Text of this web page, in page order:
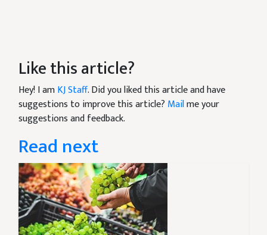
Like this article?
Hey! I amKJ Staff. Did you liked this article and have
suggestions to improve this article? Mailme your
suggestions and feedback.
Read next